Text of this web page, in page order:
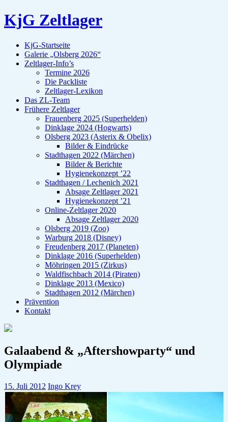
KjG Zeltlager
KjG-Startseite
Galerie „Olsberg 2026“
Zeltlager-Info’s
Termine 2026
Die Packliste
Zeltlager-Lexikon
Das ZL-Team
Frühere Zeltlager
Frauenberg 2025 (Superhelden)
Dinklage 2024 (Hogwarts)
Olsberg 2023 (Asterix & Obelix)
Bilder & Eindrücke
Stadthagen 2022 (Märchen)
Bilder & Berichte
Hygienekonzept ’22
Stadthagen / Lechenich 2021
Absage Zeltlager 2021
Hygienekonzept ’21
Online-Zeltlager 2020
Absage Zeltlager 2020
Olsberg 2019 (Zoo)
Warburg 2018 (Disney)
Freudenberg 2017 (Planeten)
Dinklage 2016 (Superhelden)
Möhringen 2015 (Zirkus)
Waldfischbach 2014 (Piraten)
Dinklage 2013 (Mexico)
Stadthagen 2012 (Märchen)
Prävention
Kontakt
Galaabend & „Aftershowparty“ und
Olympiade
15. Juli 2012 Ingo Krey